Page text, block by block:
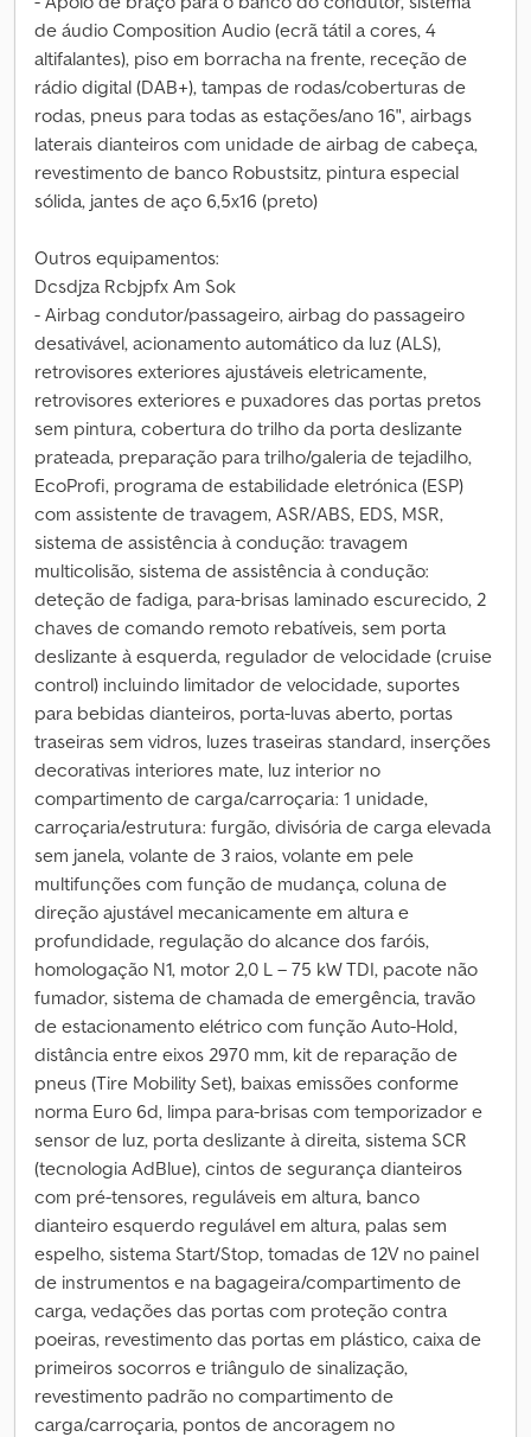
de áudio Composition Audio (ecrã tátil a cores, 4
altifalantes), piso em borracha na frente, receção de
rádio digital (DAB+), tampas de rodas/coberturas de
rodas, pneus para todas as estações/ano 16", airbags
laterais dianteiros com unidade de airbag de cabeça,
revestimento de banco Robustsitz, pintura especial
sólida, jantes de aço 6,5x16 (preto)
Outros equipamentos:
Dcsdjza Rcbjpfx Am Sok
- Airbag condutor/passageiro, airbag do passageiro
desativável, acionamento automático da luz (ALS),
retrovisores exteriores ajustáveis eletricamente,
retrovisores exteriores e puxadores das portas pretos
sem pintura, cobertura do trilho da porta deslizante
prateada, preparação para trilho/galeria de tejadilho,
EcoProfi, programa de estabilidade eletrónica (ESP)
com assistente de travagem, ASR/ABS, EDS, MSR,
sistema de assistência à condução: travagem
multicolisão, sistema de assistência à condução:
deteção de fadiga, para-brisas laminado escurecido, 2
chaves de comando remoto rebatíveis, sem porta
deslizante à esquerda, regulador de velocidade (cruise
control) incluindo limitador de velocidade, suportes
para bebidas dianteiros, porta-luvas aberto, portas
traseiras sem vidros, luzes traseiras standard, inserções
decorativas interiores mate, luz interior no
compartimento de carga/carroçaria: 1 unidade,
carroçaria/estrutura: furgão, divisória de carga elevada
sem janela, volante de 3 raios, volante em pele
multifunções com função de mudança, coluna de
direção ajustável mecanicamente em altura e
profundidade, regulação do alcance dos faróis,
homologação N1, motor 2,0 L – 75 kW TDI, pacote não
fumador, sistema de chamada de emergência, travão
de estacionamento elétrico com função Auto-Hold,
distância entre eixos 2970 mm, kit de reparação de
pneus (Tire Mobility Set), baixas emissões conforme
norma Euro 6d, limpa para-brisas com temporizador e
sensor de luz, porta deslizante à direita, sistema SCR
(tecnologia AdBlue), cintos de segurança dianteiros
com pré-tensores, reguláveis em altura, banco
dianteiro esquerdo regulável em altura, palas sem
espelho, sistema Start/Stop, tomadas de 12V no painel
de instrumentos e na bagageira/compartimento de
carga, vedações das portas com proteção contra
poeiras, revestimento das portas em plástico, caixa de
primeiros socorros e triângulo de sinalização,
revestimento padrão no compartimento de
carga/carroçaria, pontos de ancoragem no